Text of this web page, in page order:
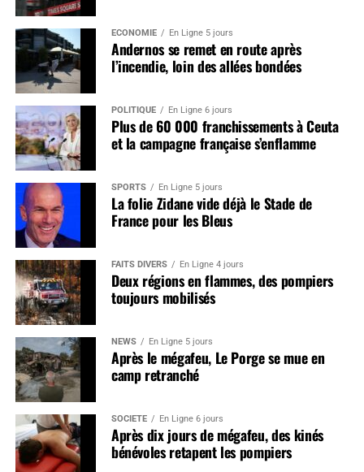
ÉCONOMIE En Ligne 5 jours
Andernos se remet en route après
l’incendie, loin des allées bondées
POLITIQUE En Ligne 6 jours
Plus de 60 000 franchissements à Ceuta
et la campagne française s’enflamme
SPORTS En Ligne 5 jours
La folie Zidane vide déjà le Stade de
France pour les Bleus
FAITS DIVERS En Ligne 4 jours
Deux régions en flammes, des pompiers
toujours mobilisés
NEWS En Ligne 5 jours
Après le mégafeu, Le Porge se mue en
camp retranché
SOCIÉTÉ En Ligne 6 jours
Après dix jours de mégafeu, des kinés
bénévoles retapent les pompiers